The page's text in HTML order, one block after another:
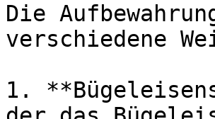
Die
verschiedene
1.